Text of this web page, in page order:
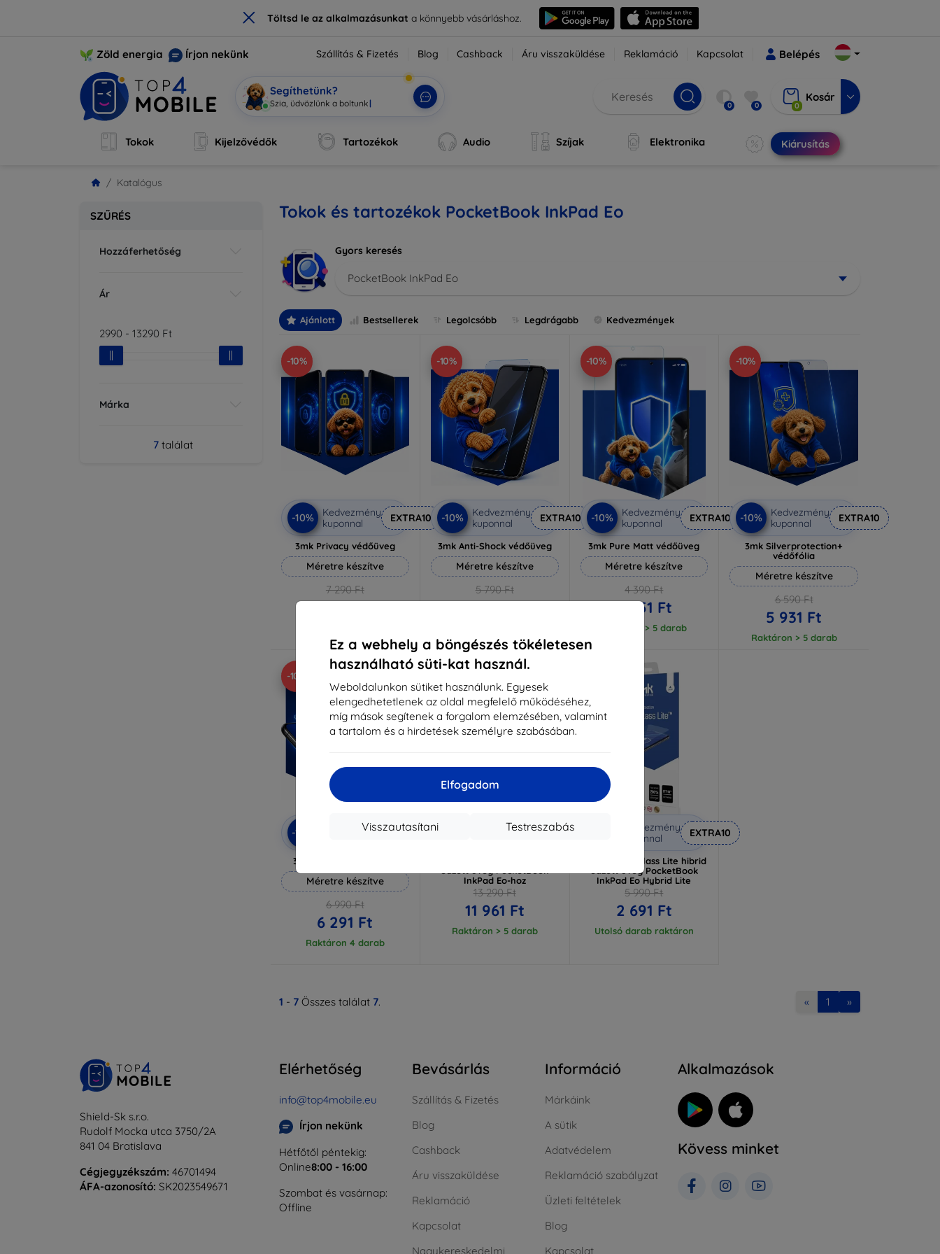
× Töltsd le az alkalmazásunkata könnyebb vásárláshoz.
Ez a webhely a böngészés tökéletesen
használható süti-kat használ.
Weboldalunkon sütiket használunk. Egyesek
elengedhetetlenek az oldal megfelelő működéséhez,
míg mások segítenek a forgalom elemzésében, valamint
a tartalom és a hirdetések személyre szabásában.
Elfogadom
Testreszabás
Visszautasítani
Zöld energia Írjon nekünk Szállítás & Fizetés Blog Cashback Áru visszaküldése Reklamáció Kapcsolat Belépés
Segíthetünk?
Mo| 0 0 0
Kosár
Tokok Kijelzővédők Tartozékok Audio Szíjak Elektronika Kiárusítás
Katalógus
SZŰRÉS
Hozzáferhetőség
Ár
2990 - 13290 Ft
Márka
7találat
Tokok és tartozékok PocketBook InkPad Eo
Gyors keresés
PocketBook InkPad Eo
Ajánlott Bestsellerek Legolcsóbb Legdrágabb Kedvezmények
-10%
-10%
Kedvezmény
kuponnal
EXTRA10
3mk Privacy védőüveg
Méretre készítve
7 290 Ft
6 561 Ft
-10%
-10%
Kedvezmény
kuponnal
EXTRA10
3mk Anti-Shock védőüveg
Méretre készítve
5 790 Ft
5 211 Ft
-10%
-10%
Kedvezmény
kuponnal
EXTRA10
3mk Pure Matt védőüveg
Méretre készítve
4 390 Ft
3 951 Ft
Raktáron > 5 darab
-10%
-10%
Kedvezmény
kuponnal
EXTRA10
3mk Silverprotection+
védőfólia
Méretre készítve
6 590 Ft
5 931 Ft
Raktáron > 5 darab
-10%
-10%
Kedvezmény
EXTRA10
3mk Hammer védőfólia
Méretre készítve
6 990 Ft
6 291 Ft
Raktáron 4 darab
Kedvezmény
EXTRA10
InkPad Eo-hoz
13 290 Ft
11 961 Ft
Raktáron > 5 darab
Kedvezmény
kuponnal
EXTRA10
3MK FlexibleGlass Lite hibrid
edzett üveg PocketBook
InkPad Eo Hybrid Lite
5 990 Ft
2 691 Ft
Utolsó darab raktáron
1 - 7 Összes találat 7. « 1 »
Shield-Sk s.r.o.
Rudolf Mocka utca 3750/2A
841 04 Bratislava
Cégjegyzékszám: 46701494
ÁFA-azonosító: SK2023549671
Elérhetőség
info@top4mobile.eu
Írjon nekünk
Hétfőtől péntekig:
Online8:00 - 16:00
Szombat és vasárnap:
Offline
Bevásárlás
Szállítás & Fizetés
Blog
Cashback
Áru visszaküldése
Reklamáció
Kapcsolat
Nagykereskedelmi
Információ
Márkáink
A sütik
Adatvédelem
Reklamáció szabályzat
Üzleti feltételek
Blog
Kapcsolat
Alkalmazások
Kövess minket